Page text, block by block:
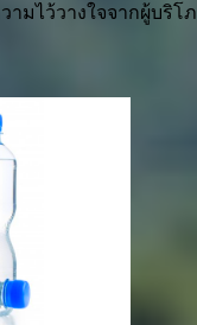
ไว้วางใจจากผู้บริ